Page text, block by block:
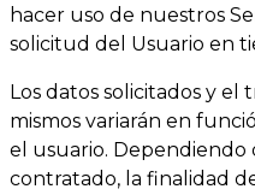
hacer uso de nuestros
solicitud del Usuario en
Los datos solicitados y
mismos variarán en
el usuario. Dependiendo
contratado, la finalidad